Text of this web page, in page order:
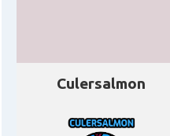
Culersalmon